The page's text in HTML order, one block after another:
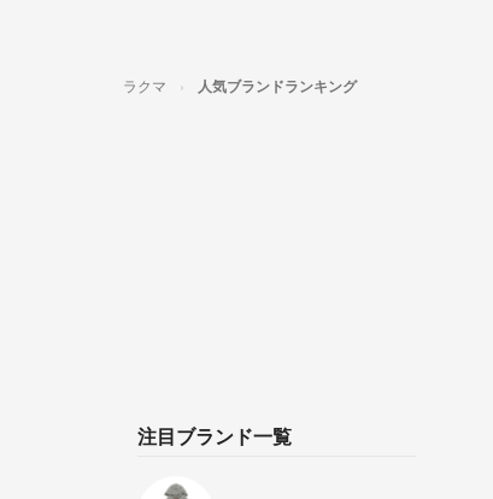
ラクマ 人気ブランドランキング
注目ブランド一覧